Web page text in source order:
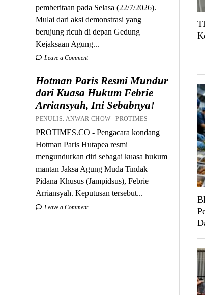
pemberitaan pada Selasa (22/7/2026).
Mulai dari aksi demonstrasi yang
berujung ricuh di depan Gedung
Kejaksaan Agung...
Leave a Comment
Hotman Paris Resmi Mundur
dari Kuasa Hukum Febrie
Arriansyah, Ini Sebabnya!
PENULIS: ANWAR CHOW PROTIMES
PROTIMES.CO - Pengacara kondang
Hotman Paris Hutapea resmi
mengundurkan diri sebagai kuasa hukum
mantan Jaksa Agung Muda Tindak
Pidana Khusus (Jampidsus), Febrie
Arriansyah. Keputusan tersebut...
Leave a Comment